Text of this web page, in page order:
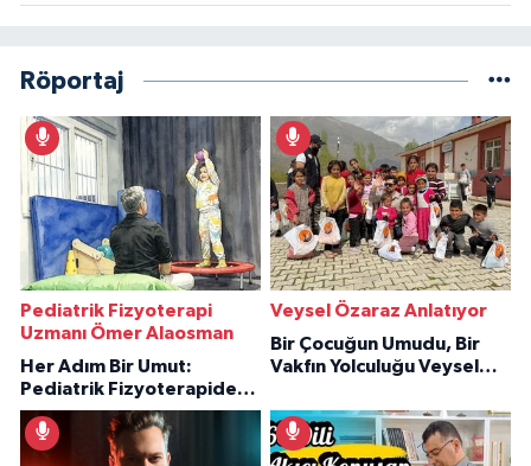
Röportaj
Pediatrik Fizyoterapi
Uzmanı Ömer Alaosman
Her Adım Bir Umut:
Pediatrik Fizyoterapiden
İlham Veren Hikâyeler
Veysel Özaraz Anlatıyor
Bir Çocuğun Umudu, Bir
Vakfın Yolculuğu Veysel